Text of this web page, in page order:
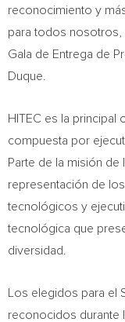
reconocimiento y
para todos nosotros,
Gala de Entrega de
Duque.
HITEC es la
compuesta por
Parte de la misión de
representación de
tecnológicos y
tecnológica que
diversidad.
Los elegidos para el
reconocidos durante